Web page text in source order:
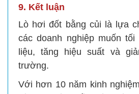
9. Kết luận
Lò hơi đốt bằng củi là lựa
các doanh nghiệp muốn
liệu, tăng hiệu suất và
trường.
Với hơn 10 năm kinh